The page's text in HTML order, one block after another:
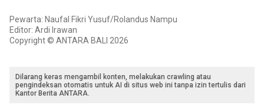
Pewarta: Naufal Fikri Yusuf/Rolandus Nampu
Editor: Ardi Irawan
Copyright © ANTARA BALI 2026
Dilarang keras mengambil konten, melakukan crawling atau
pengindeksan otomatis untuk AI di situs web ini tanpa izin tertulis dari
Kantor Berita ANTARA.